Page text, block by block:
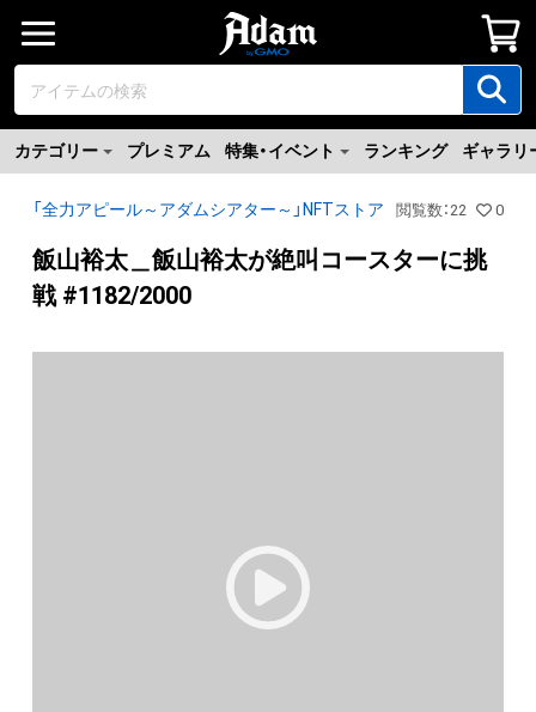
カテゴリー プレミアム 特集・イベント ランキング ギャラリ
「全力アピール～アダムシアター～」NFTストア 閲覧数 ：22 0
飯山裕太＿飯山裕太が絶叫コースターに挑
戦 #1182/2000